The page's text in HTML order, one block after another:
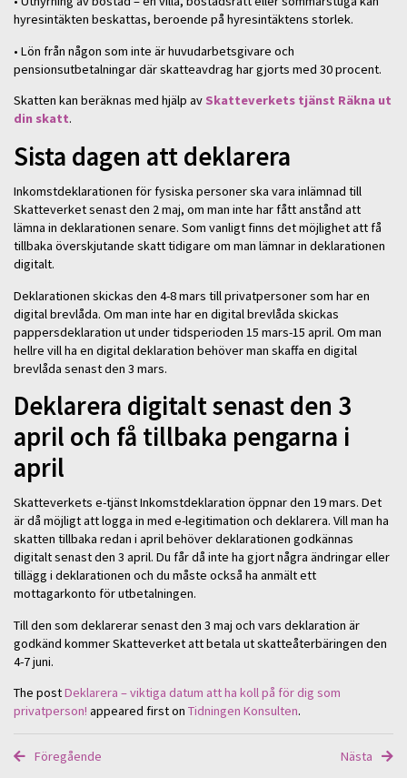
hyresintäkten beskattas, beroende på hyresintäktens storlek.
• Lön från någon som inte är huvudarbetsgivare och
pensionsutbetalningar där skatteavdrag har gjorts med 30 procent.
Skatten kan beräknas med hjälp av Skatteverkets tjänst Räkna ut
din skatt.
Sista dagen att deklarera
Inkomstdeklarationen för fysiska personer ska vara inlämnad till
Skatteverket senast den 2 maj, om man inte har fått anstånd att
lämna in deklarationen senare. Som vanligt finns det möjlighet att få
tillbaka överskjutande skatt tidigare om man lämnar in deklarationen
digitalt.
Deklarationen skickas den 4-8 mars till privatpersoner som har en
digital brevlåda. Om man inte har en digital brevlåda skickas
pappersdeklaration ut under tidsperioden 15 mars-15 april. Om man
hellre vill ha en digital deklaration behöver man skaffa en digital
brevlåda senast den 3 mars.
Deklarera digitalt senast den 3
april och få tillbaka pengarna i
april
Skatteverkets e-tjänst Inkomstdeklaration öppnar den 19 mars. Det
är då möjligt att logga in med e-legitimation och deklarera. Vill man ha
skatten tillbaka redan i april behöver deklarationen godkännas
digitalt senast den 3 april. Du får då inte ha gjort några ändringar eller
tillägg i deklarationen och du måste också ha anmält ett
mottagarkonto för utbetalningen.
Till den som deklarerar senast den 3 maj och vars deklaration är
godkänd kommer Skatteverket att betala ut skatteåterbäringen den
4-7 juni.
The postDeklarera – viktiga datum att ha koll på för dig som
privatperson! appeared first on Tidningen Konsulten.
Föregående Nästa